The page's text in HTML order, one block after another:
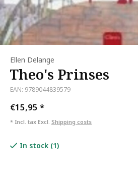
Ellen Delange
Theo's Prinses
EAN: 9789044839579
€15,95 *
* Incl. tax Excl. Shipping costs
In stock (1)